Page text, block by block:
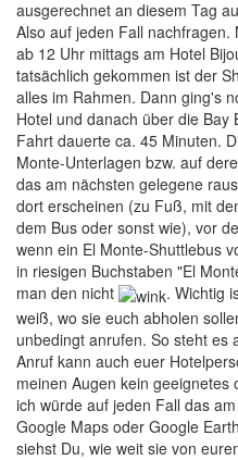
ausgerechnet an diesem Tag
Also auf jeden Fall
ab 12 Uhr mittags am Hotel
tatsächlich gekommen ist der
alles im Rahmen. Dann ging's
Hotel und danach über die Bay
Fahrt dauerte ca. 45 Minuten.
Monte-Unterlagen bzw. auf
das am nächsten gelegene
dort erscheinen (zu Fuß, mit
dem Bus oder sonst wie), vor
wenn ein El Monte-Shuttlebus
in riesigen Buchstaben "El
man den nicht
. Wichtig
weiß, wo sie euch abholen
unbedingt anrufen. So steht es
Anruf kann auch euer
meinen Augen kein geeignetes
ich würde auf jeden Fall das
Google Maps oder Google
siehst Du, wie weit sie von